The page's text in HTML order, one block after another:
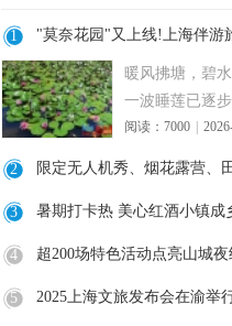
1
"莫奈花园"又上线!上海伴游
波
暖风拂塘，碧
一波睡莲已逐
嫣红的花朵浮于
正
阅读：7000
2
限定无人机秀、烟花露营、
3
暑期打卡热 美心红酒小镇成
4
超200场特色活动点亮山城
5 2025上海文旅发布会在渝举